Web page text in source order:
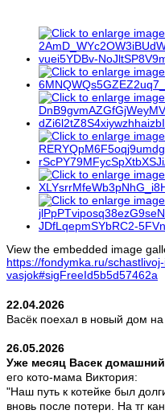
View the embedded image
https://fondymka.ru/
vasjok#sigFreeId5b5d57462a
22.04.2026
Васёк поехал в новый дом на
26.05.2026
Уже месяц Васек
его кото-мама Виктория:
"Наш путь к котейке был
вновь после потери. На тг